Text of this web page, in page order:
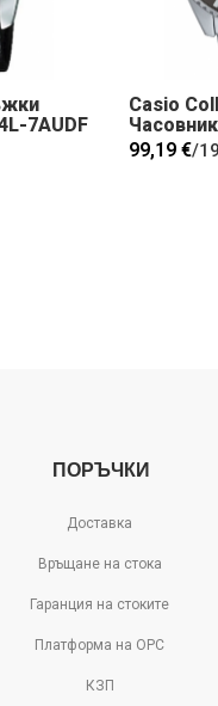
7AUDF
Casio
99,19 €/
ПОРЪЧКИ
Доставка
Връщане на стока
Гаранция на стоките
Платформа на ОРС
КЗП